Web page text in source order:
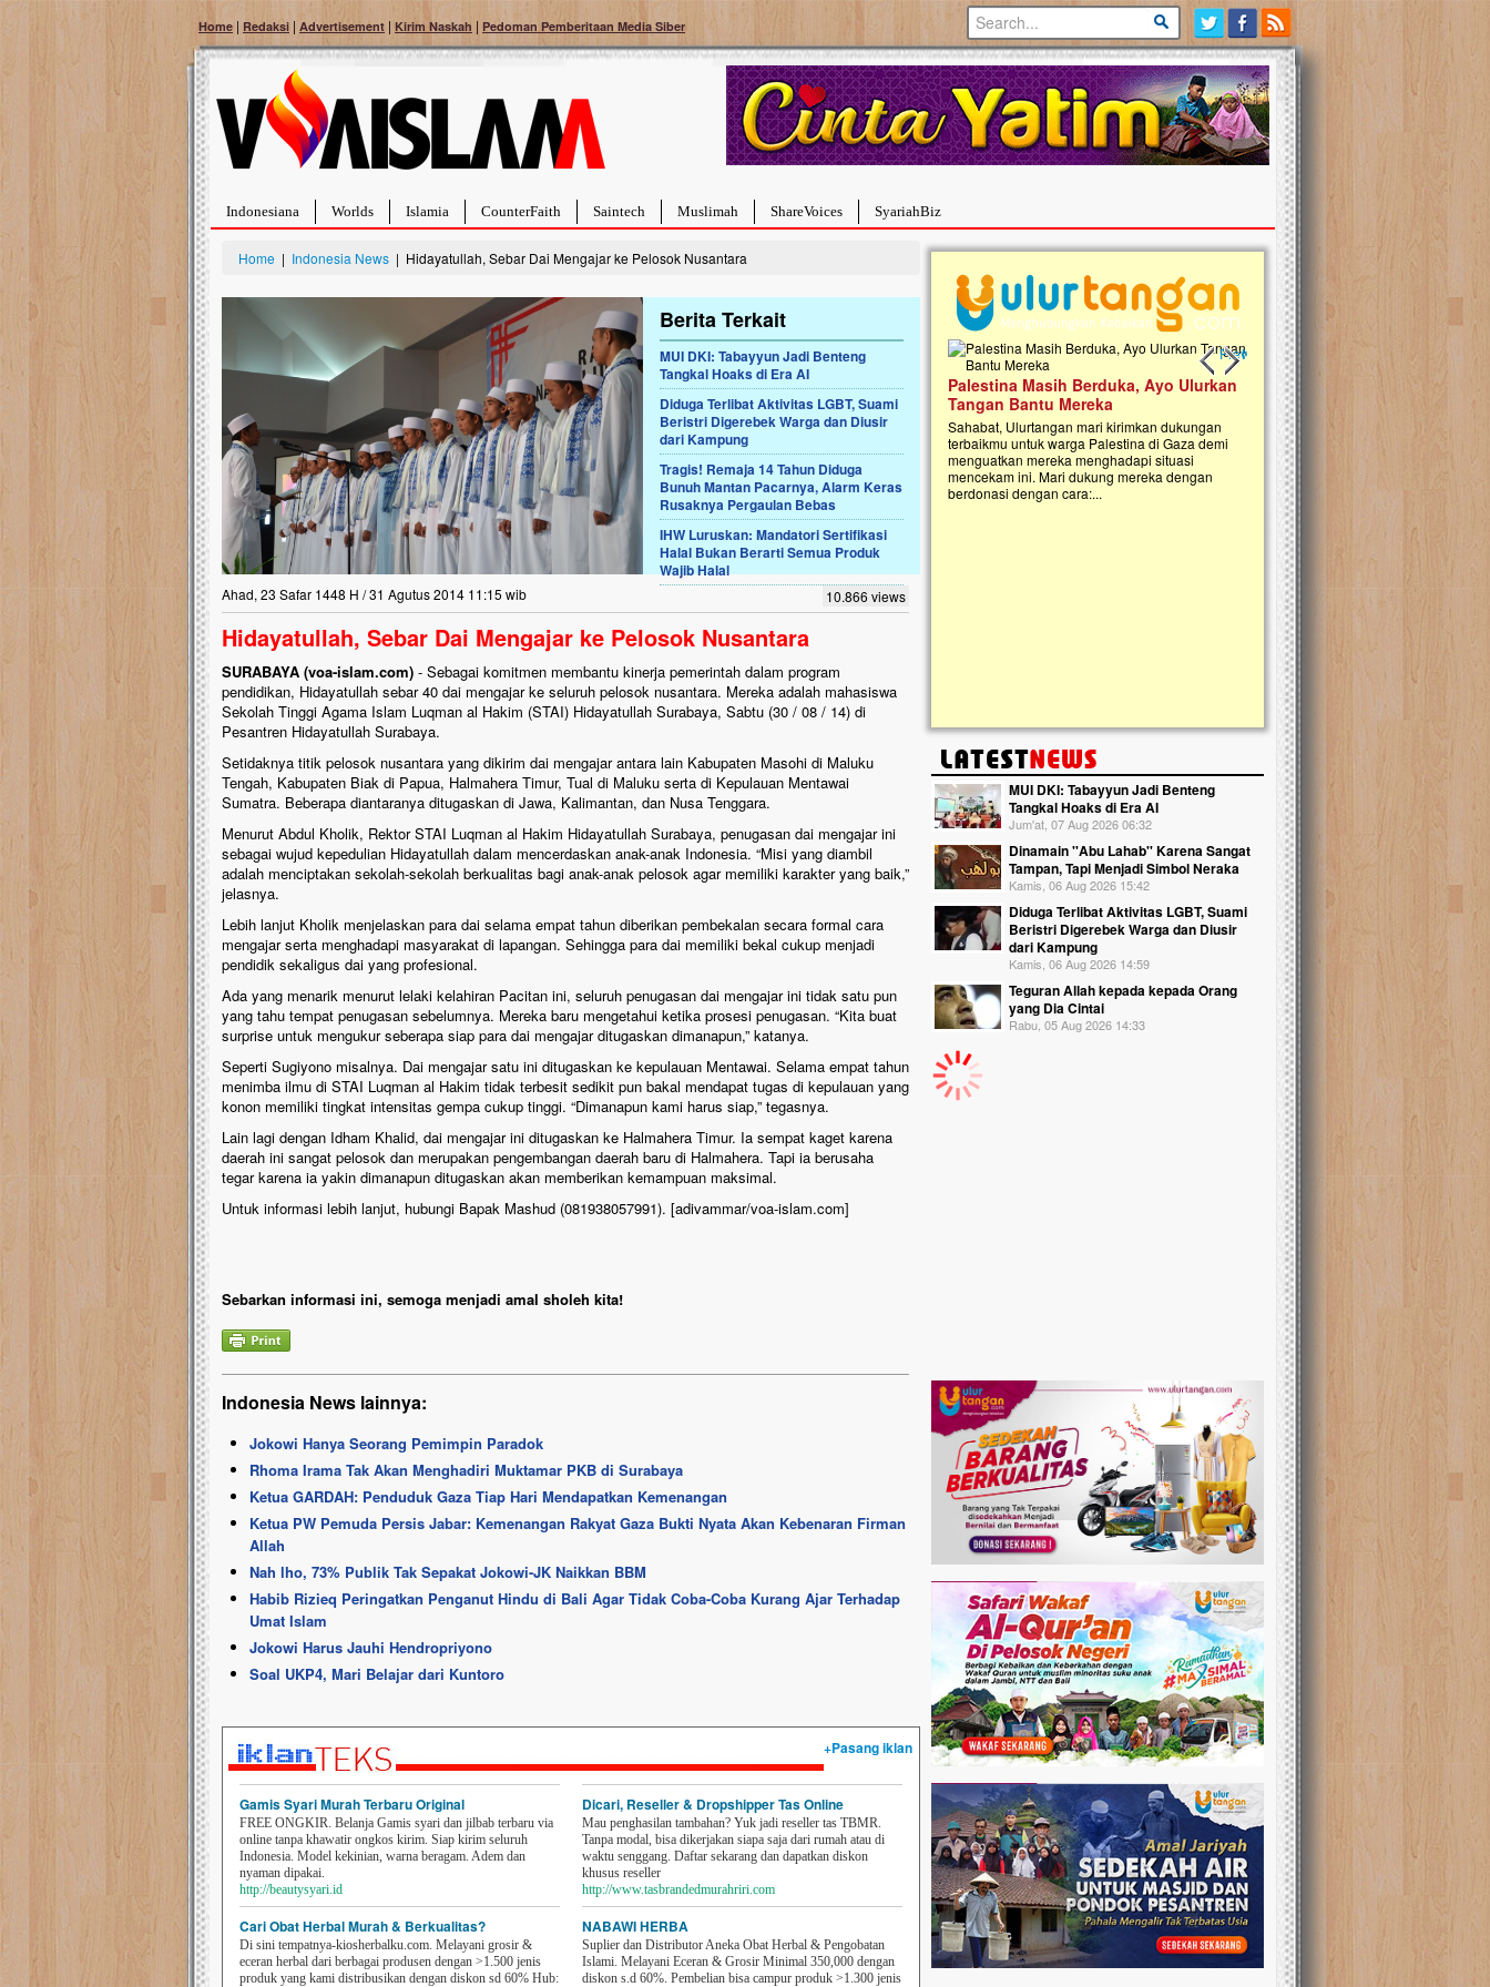
Home | Redaksi | Advertisement | Kirim Naskah | Pedoman Pemberitaan Media Siber
Indonesiana Worlds Islamia CounterFaith Saintech Muslimah ShareVoices SyariahBiz
Home | Indonesia News | Hidayatullah, Sebar Dai Mengajar ke Pelosok Nusantara
Berita Terkait
MUI DKI: Tabayyun Jadi Benteng
Tangkal Hoaks di Era AI
Diduga Terlibat Aktivitas LGBT, Suami
Beristri Digerebek Warga dan Diusir
dari Kampung
Tragis! Remaja 14 Tahun Diduga
Bunuh Mantan Pacarnya, Alarm Keras
Rusaknya Pergaulan Bebas
IHW Luruskan: Mandatori Sertifikasi
Halal Bukan Berarti Semua Produk
Wajib Halal
Ahad, 23 Safar 1448 H / 31 Agutus 2014 11:15 wib 10.866 views
Hidayatullah, Sebar Dai Mengajar ke Pelosok Nusantara
SURABAYA (voa-islam.com) - Sebagai komitmen membantu kinerja pemerintah dalam program
pendidikan, Hidayatullah sebar 40 dai mengajar ke seluruh pelosok nusantara. Mereka adalah mahasiswa
Sekolah Tinggi Agama Islam Luqman al Hakim (STAI) Hidayatullah Surabaya, Sabtu (30 / 08 / 14) di
Pesantren Hidayatullah Surabaya.
Setidaknya titik pelosok nusantara yang dikirim dai mengajar antara lain Kabupaten Masohi di Maluku
Tengah, Kabupaten Biak di Papua, Halmahera Timur, Tual di Maluku serta di Kepulauan Mentawai
Sumatra. Beberapa diantaranya ditugaskan di Jawa, Kalimantan, dan Nusa Tenggara.
Menurut Abdul Kholik, Rektor STAI Luqman al Hakim Hidayatullah Surabaya, penugasan dai mengajar ini
sebagai wujud kepedulian Hidayatullah dalam mencerdaskan anak-anak Indonesia. “Misi yang diambil
adalah menciptakan sekolah-sekolah berkualitas bagi anak-anak pelosok agar memiliki karakter yang baik,”
jelasnya.
Lebih lanjut Kholik menjelaskan para dai selama empat tahun diberikan pembekalan secara formal cara
mengajar serta menghadapi masyarakat di lapangan. Sehingga para dai memiliki bekal cukup menjadi
pendidik sekaligus dai yang profesional.
Ada yang menarik menurut lelaki kelahiran Pacitan ini, seluruh penugasan dai mengajar ini tidak satu pun
yang tahu tempat penugasan sebelumnya. Mereka baru mengetahui ketika prosesi penugasan. “Kita buat
surprise untuk mengukur seberapa siap para dai mengajar ditugaskan dimanapun,” katanya.
Seperti Sugiyono misalnya. Dai mengajar satu ini ditugaskan ke kepulauan Mentawai. Selama empat tahun
menimba ilmu di STAI Luqman al Hakim tidak terbesit sedikit pun bakal mendapat tugas di kepulauan yang
konon memiliki tingkat intensitas gempa cukup tinggi. “Dimanapun kami harus siap,” tegasnya.
Lain lagi dengan Idham Khalid, dai mengajar ini ditugaskan ke Halmahera Timur. Ia sempat kaget karena
daerah ini sangat pelosok dan merupakan pengembangan daerah baru di Halmahera. Tapi ia berusaha
tegar karena ia yakin dimanapun ditugaskan akan memberikan kemampuan maksimal.
Untuk informasi lebih lanjut, hubungi Bapak Mashud (081938057991). [adivammar/voa-islam.com]
Sebarkan informasi ini, semoga menjadi amal sholeh kita!
Indonesia News lainnya:
Jokowi Hanya Seorang Pemimpin Paradok
Rhoma Irama Tak Akan Menghadiri Muktamar PKB di Surabaya
Ketua GARDAH: Penduduk Gaza Tiap Hari Mendapatkan Kemenangan
Ketua PW Pemuda Persis Jabar: Kemenangan Rakyat Gaza Bukti Nyata Akan Kebenaran Firman
Allah
Nah lho, 73% Publik Tak Sepakat Jokowi-JK Naikkan BBM
Habib Rizieq Peringatkan Penganut Hindu di Bali Agar Tidak Coba-Coba Kurang Ajar Terhadap
Umat Islam
Jokowi Harus Jauhi Hendropriyono
Soal UKP4, Mari Belajar dari Kuntoro
+Pasang iklan
Gamis Syari Murah Terbaru Original
FREE ONGKIR. Belanja Gamis syari dan jilbab terbaru via
online tanpa khawatir ongkos kirim. Siap kirim seluruh
Indonesia. Model kekinian, warna beragam. Adem dan
nyaman dipakai.
http://beautysyari.id
Cari Obat Herbal Murah & Berkualitas?
Di sini tempatnya-kiosherbalku.com. Melayani grosir &
eceran herbal dari berbagai produsen dengan >1.500 jenis
produk yang kami distribusikan dengan diskon sd 60% Hub:
Dicari, Reseller & Dropshipper Tas Online
Mau penghasilan tambahan? Yuk jadi reseller tas TBMR.
Tanpa modal, bisa dikerjakan siapa saja dari rumah atau di
waktu senggang. Daftar sekarang dan dapatkan diskon
khusus reseller
http://www.tasbrandedmurahriri.com
NABAWI HERBA
Suplier dan Distributor Aneka Obat Herbal & Pengobatan
Islami. Melayani Eceran & Grosir Minimal 350,000 dengan
diskon s.d 60%. Pembelian bisa campur produk >1.300 jenis
Previous slide
Next slide
Bantu Naura, Balita Hebat Sembuh Dari
Tumor Pembuluh Darah
Hidup Naura Salsabila dipenuhi dengan
rintangan yang sangat berat. Meskipun baru
berusia sepuluh bulan, bayi yang imut ini harus
menghadapi penyakit yang dahsyat, yaitu tumor
pembuluh darah berukuran...
Lima Tahun Mangkrak, Masjid di
Pelosok ini Mengenaskan. Ayo Bantu.!!
Nasib masjid di Kampung Cilumbu ini sungguh
mengenaskan. Lima tahun mangkrak, kini nyaris
berlumut, dan menghitam terpapar panas dan
Palestina Masih Berduka, Ayo Ulurkan
Tangan Bantu Mereka
Sahabat, Ulurtangan mari kirimkan dukungan
terbaikmu untuk warga Palestina di Gaza demi
menguatkan mereka menghadapi situasi
mencekam ini. Mari dukung mereka dengan
berdonasi dengan cara:...
Open Donasi Wakaf
Rumah Qur'an & TK Islam
Najjah di Jonggol
Saat ini, Ulurtangan bersama Yayasan
Najjahtul Islam Jonggol sedang merintis
pembangunan Rumah Qur’an dan
kanak Islam Terpadu (TKIT) An Najjah
Gedung Majelis Taklim di Jonggol,...
MUI DKI: Tabayyun Jadi Benteng
Tangkal Hoaks di Era AI
Jum'at, 07 Aug 2026 06:32
Dinamain ''Abu Lahab'' Karena Sangat
Tampan, Tapi Menjadi Simbol Neraka
Kamis, 06 Aug 2026 15:42
Diduga Terlibat Aktivitas LGBT, Suami
Beristri Digerebek Warga dan Diusir
dari Kampung
Kamis, 06 Aug 2026 14:59
Teguran Allah kepada kepada Orang
yang Dia Cintai
Rabu, 05 Aug 2026 14:33